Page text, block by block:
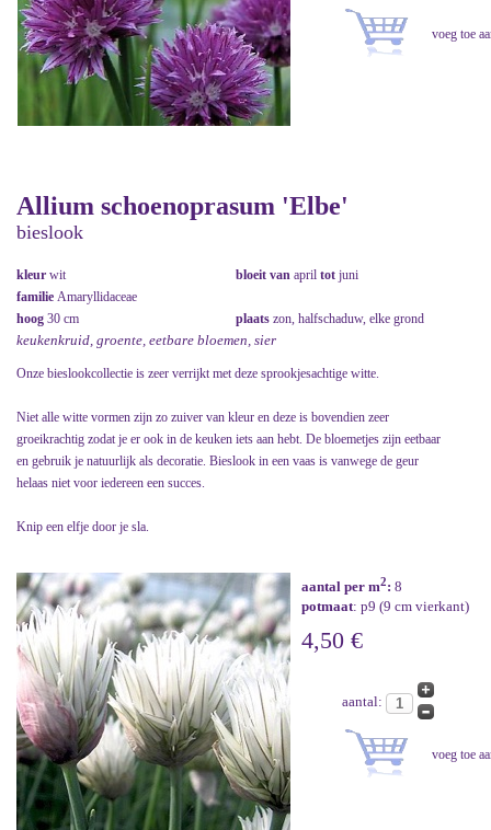
Allium schoenoprasum 'Elbe'
bieslook
kleur wit bloeit van april tot juni
familie Amaryllidaceae
hoog 30 cm plaats zon, halfschaduw, elke grond
keukenkruid, groente, eetbare bloemen, sier
Onze bieslookcollectie is zeer verrijkt met deze sprookjesachtige witte.
Niet alle witte vormen zijn zo zuiver van kleur en deze is bovendien zeer
groeikrachtig zodat je er ook in de keuken iets aan hebt. De bloemetjes zijn eetbaar
en gebruik je natuurlijk als decoratie. Bieslook in een vaas is vanwege de geur
helaas niet voor iedereen een succes.
Knip een elfje door je sla.
aantal per m2: 8
potmaat: p9 (9 cm vierkant)
4,50 €
aantal: